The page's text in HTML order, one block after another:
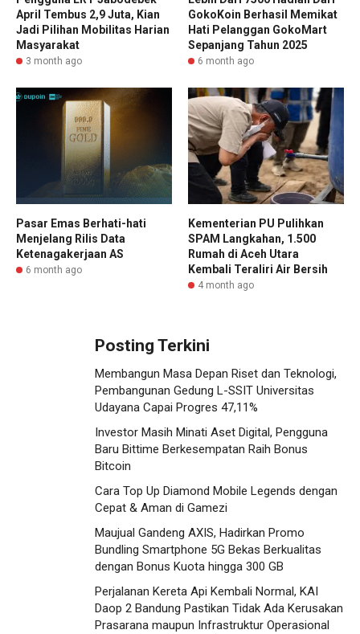
April Tembus 2,9 Juta, Kian
Jadi Pilihan Mobilitas Harian
Masyarakat
3 month ago
GokoKoin Berhasil Memikat
Hati Pelanggan GokoMart
Sepanjang Tahun 2025
6 month ago
Pasar Emas Berhati-hati
Menjelang Rilis Data
Ketenagakerjaan AS
6 month ago
Kementerian PU Pulihkan
SPAM Langkahan, 1.500
Rumah di Aceh Utara
Kembali Teraliri Air Bersih
4 month ago
Posting Terkini
Membangun Masa Depan Riset dan Teknologi,
Pembangunan Gedung L-SSIT Universitas
Udayana Capai Progres 47,11%
Investor Masih Minati Aset Digital, Pengguna
Baru Bittime Berkesempatan Raih Bonus
Bitcoin
Cara Top Up Diamond Mobile Legends dengan
Cepat & Aman di Gamezi
Maujual Gandeng AXIS, Hadirkan Promo
Bundling Smartphone 5G Bekas Berkualitas
dengan Bonus Kuota hingga 300 GB
Perjalanan Kereta Api Kembali Normal, KAI
Daop 2 Bandung Pastikan Tidak Ada Kerusakan
Prasarana maupun Infrastruktur Operasional